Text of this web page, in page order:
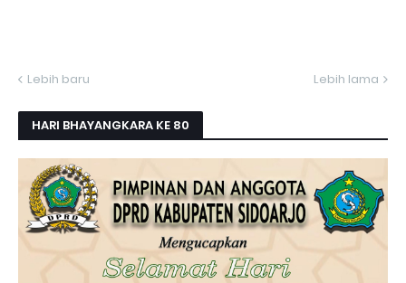
Lebih baru Lebih lama
HARI BHAYANGKARA KE 80